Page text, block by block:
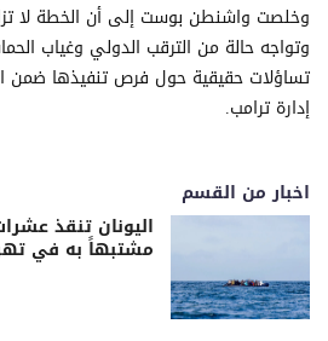
وخلصت واشنطن بوست إلى أن الخطة لا
وتواجه حالة من الترقب الدولي وغياب
تساؤلات حقيقية حول فرص تنفيذها ضمن
إدارة ترامب.
اخبار من القسم
اليونان تنقذ
مشتبهاً به في